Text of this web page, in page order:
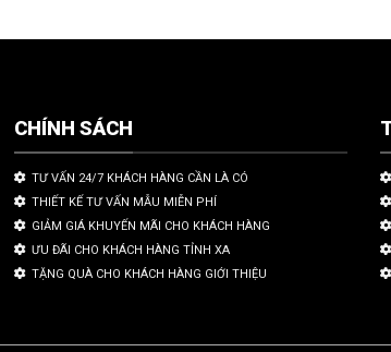
CHÍNH SÁCH
TƯ VẤN 24/7 KHÁCH HÀNG CẦN LÀ CÓ
THIẾT KẾ TƯ VẤN MẪU MIỄN PHÍ
GIẢM GIÁ KHUYẾN MÃI CHO KHÁCH HÀNG
ƯU ĐÃI CHO KHÁCH HÀNG TỈNH XA
TẶNG QUÀ CHO KHÁCH HÀNG GIỚI THIỆU